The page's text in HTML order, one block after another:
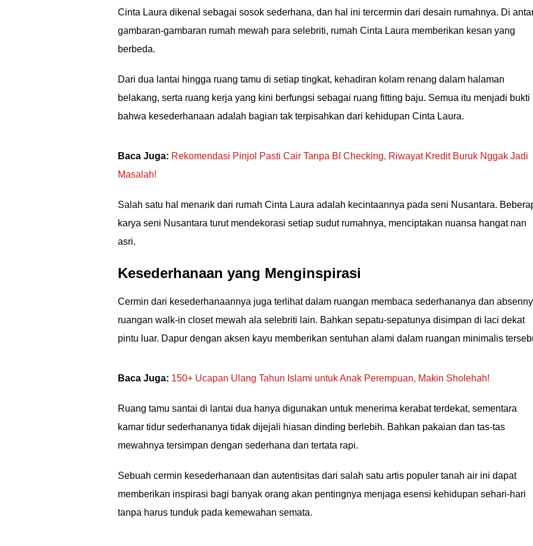
Cinta Laura dikenal sebagai sosok sederhana, dan hal ini tercermin dari desain rumahnya. Di
gambaran-gambaran rumah mewah para selebriti, rumah Cinta Laura memberikan kesan yang
berbeda.
Dari dua lantai hingga ruang tamu di setiap tingkat, kehadiran kolam renang dalam halaman
belakang, serta ruang kerja yang kini berfungsi sebagai ruang fitting baju. Semua itu menjadi bukti
bahwa kesederhanaan adalah bagian tak terpisahkan dari kehidupan Cinta Laura.
Baca Juga: Rekomendasi Pinjol Pasti Cair Tanpa BI Checking, Riwayat Kredit Buruk Nggak Jadi
Masalah!
Salah satu hal menarik dari rumah Cinta Laura adalah kecintaannya pada seni Nusantara.
karya seni Nusantara turut mendekorasi setiap sudut rumahnya, menciptakan nuansa hangat nan
asri.
Kesederhanaan yang Menginspirasi
Cermin dari kesederhanaannya juga terlihat dalam ruangan membaca sederhananya dan
ruangan walk-in closet mewah ala selebriti lain. Bahkan sepatu-sepatunya disimpan di laci dekat
pintu luar. Dapur dengan aksen kayu memberikan sentuhan alami dalam ruangan minimalis
Baca Juga: 150+ Ucapan Ulang Tahun Islami untuk Anak Perempuan, Makin Sholehah!
Ruang tamu santai di lantai dua hanya digunakan untuk menerima kerabat terdekat, sementara
kamar tidur sederhananya tidak dijejali hiasan dinding berlebih. Bahkan pakaian dan tas-tas
mewahnya tersimpan dengan sederhana dan tertata rapi.
Sebuah cermin kesederhanaan dan autentisitas dari salah satu artis populer tanah air ini dapat
memberikan inspirasi bagi banyak orang akan pentingnya menjaga esensi kehidupan sehari-hari
tanpa harus tunduk pada kemewahan semata.